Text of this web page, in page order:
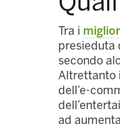
Tra i
presieduta
secondo
Altrettanto
dell’e-
ad